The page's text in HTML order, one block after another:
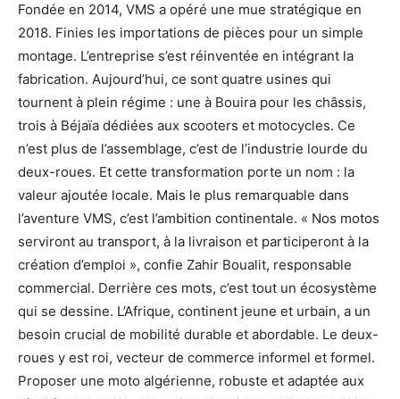
Fondée en 2014, VMS a opéré une mue stratégique en
2018. Finies les importations de pièces pour un simple
montage. L’entreprise s’est réinventée en intégrant la
fabrication. Aujourd’hui, ce sont quatre usines qui
tournent à plein régime : une à Bouira pour les châssis,
trois à Béjaïa dédiées aux scooters et motocycles. Ce
n’est plus de l’assemblage, c’est de l’industrie lourde du
deux-roues. Et cette transformation porte un nom : la
valeur ajoutée locale. Mais le plus remarquable dans
l’aventure VMS, c’est l’ambition continentale. « Nos motos
serviront au transport, à la livraison et participeront à la
création d’emploi », confie Zahir Boualit, responsable
commercial. Derrière ces mots, c’est tout un écosystème
qui se dessine. L’Afrique, continent jeune et urbain, a un
besoin crucial de mobilité durable et abordable. Le deux-
roues y est roi, vecteur de commerce informel et formel.
Proposer une moto algérienne, robuste et adaptée aux